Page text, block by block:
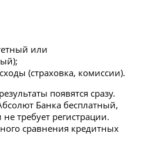
или
(страховка, комиссии).
появятся сразу.
Банка бесплатный,
требует регистрации.
сравнения кредитных